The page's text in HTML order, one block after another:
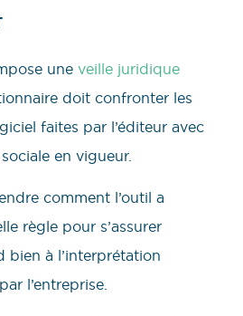
une veille juridique
doit confronter les
faites par l’éditeur avec
en vigueur.
comment l’outil a
règle pour s’assurer
bien à l’interprétation
l’entreprise.